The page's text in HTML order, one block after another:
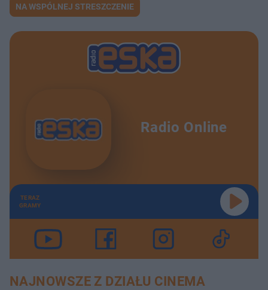
NA WSPÓLNEJ STRESZCZENIE
Radio Online
TERAZ
GRAMY
NAJNOWSZE Z DZIAŁU CINEMA